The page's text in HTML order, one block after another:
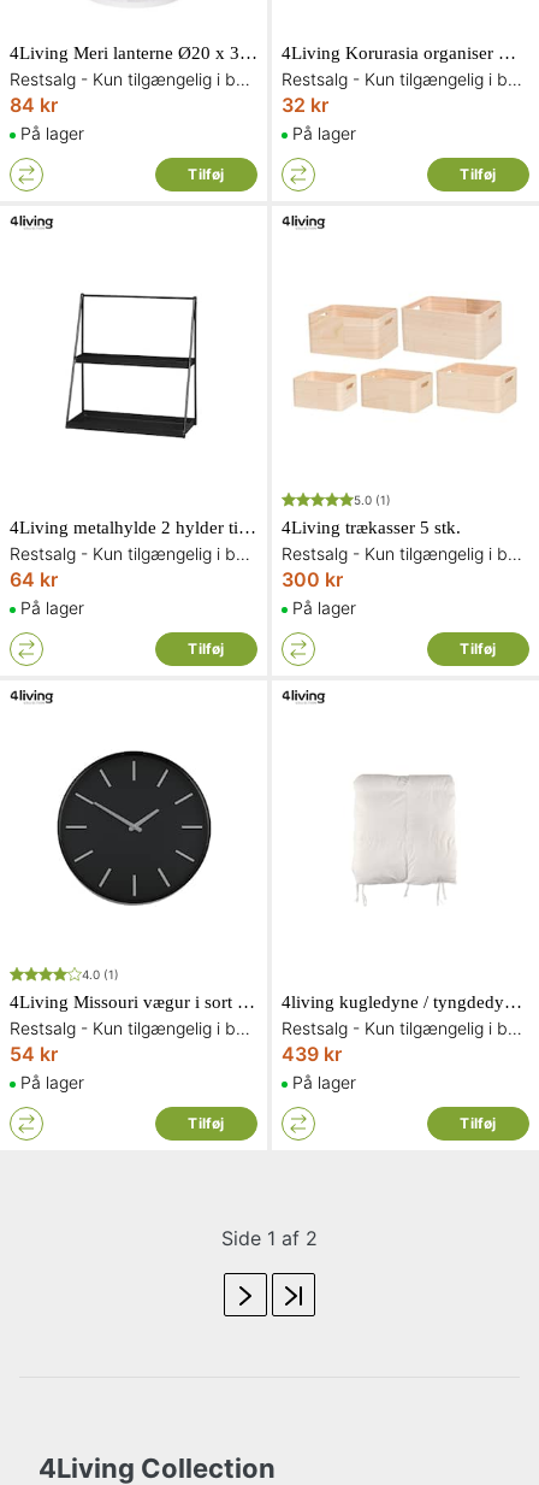
4Living Meri lanterne Ø20 x 35 cm
Restsalg - Kun tilgængelig i begrænset antal og så længe lager haves
84 kr
På lager
Tilføj
4Living Korurasia organiser med to rum
Restsalg - Kun tilgængelig i begrænset antal og så længe lager haves
32 kr
På lager
Tilføj
4Living metalhylde 2 hylder til bord
Restsalg - Kun tilgængelig i begrænset antal og så længe lager haves
64 kr
På lager
Tilføj
5.0 (1)
4Living trækasser 5 stk.
Restsalg - Kun tilgængelig i begrænset antal og så længe lager haves
300 kr
På lager
Tilføj
4.0 (1)
4Living Missouri vægur i sort Ø35 cm
Restsalg - Kun tilgængelig i begrænset antal og så længe lager haves
54 kr
På lager
Tilføj
4living kugledyne / tyngdedyne i hvid 150 x 200 cm 3 kg
Restsalg - Kun tilgængelig i begrænset antal og så længe lager haves
439 kr
På lager
Tilføj
Side 1 af 2
4Living Collection